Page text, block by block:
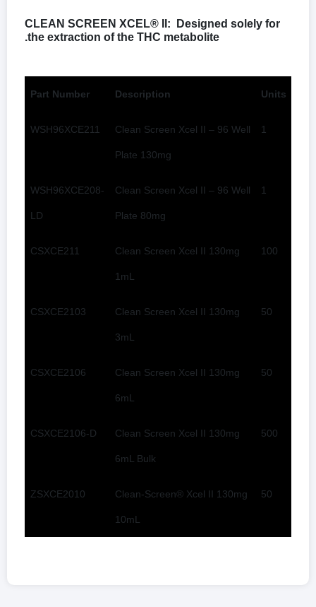
CLEAN SCREEN XCEL® II: Designed solely for
the extraction of the THC metabolite.
Units
Description
Part Number
1
Clean Screen Xcel II – 96 Well
Plate 130mg
WSH96XCE211
1
Clean Screen Xcel II – 96 Well
Plate 80mg
WSH96XCE208-
LD
100
Clean Screen Xcel II 130mg
1mL
CSXCE211
50
Clean Screen Xcel II 130mg
3mL
CSXCE2103
50
Clean Screen Xcel II 130mg
6mL
CSXCE2106
500
Clean Screen Xcel II 130mg
6mL Bulk
CSXCE2106-D
50
Clean-Screen® Xcel II 130mg
10mL
ZSXCE2010